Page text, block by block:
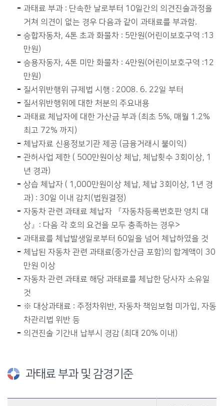
과태료 부과 : 단속한 날로부터 10일간의 의견진술과정을
거쳐 의견이 없는 경우 다음과 같이 과태료를 부과함.
승합자동차, 4톤 초과 화물차 : 5만원(어린이보호구역 :13
만원)
승용자동자, 4톤 미만 화물차 : 4만원(어린이보호구역 :12
만원)
질서위반행위 규제법 시행 : 2008. 6. 22일 부터
질서위반행위에 대한 처분의 주요내용
과태료 체납자에 대한 가산금 부과 (최초 5%, 매월 1.2%
최고 72% 까지)
체납자료 신용정보기관 제공 (금융거래시 불이익)
관허사업 제한 ( 500만원이상 체납, 체납횟수 3회이상, 1
년 경과)
상습 체납자 ( 1,000만원이상 체납, 체납 3회이상, 1년 경
과) : 30일 이내 감치(법원결정)
자동차 관련 과태료 체납자 『자동차등록번호판 영치 대
상』: 다음 각 호의 요건을 모두 충족하는 경우>
과태료를 체납발생일로부터 60일을 넘어 체납하였을 것
체납된 자동차 관련 과태료(중가산금 포함)의 합계액이 30
만원 이상
자동차 관련 과태료 해당 과태료를 체납한 당사자 소유일
것
※ 대상과태료 : 주정차위반, 자동차 책임보험 미가입, 자동
차관리법 위반 등
의견진술 기간내 납부시 경감 (최대 20% 이내)
과태료 부과 및 감경기준